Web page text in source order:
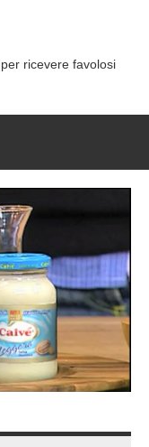
ricevere favolosi